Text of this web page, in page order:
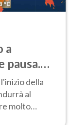
a
pausa.
della
al
molto